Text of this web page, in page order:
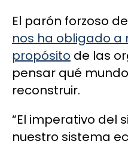
El parón forzoso
nos ha obligado a
propósito de las
pensar qué
reconstruir.
“El imperativo del
nuestro sistema